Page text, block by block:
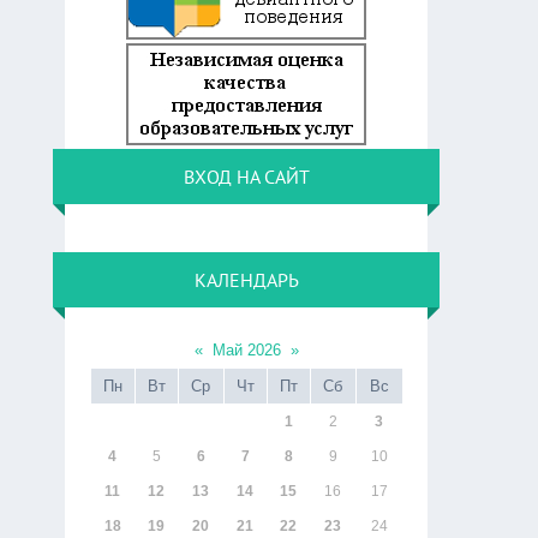
ВХОД НА САЙТ
КАЛЕНДАРЬ
« Май 2026 »
Пн
Вт Ср Чт Пт Сб Вс
1 2 3
4 5 6 7 8 9 10
11 12 13 14 15 16 17
18 19 20 21 22 23 24